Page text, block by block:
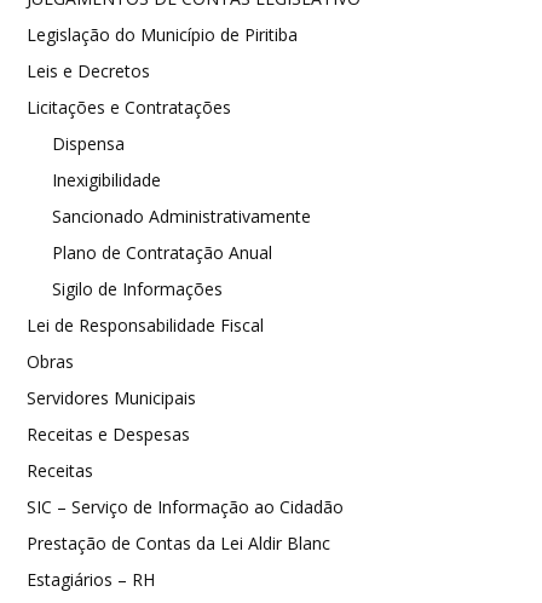
Legislação do Município de Piritiba
Leis e Decretos
Licitações e Contratações
Dispensa
Inexigibilidade
Sancionado Administrativamente
Plano de Contratação Anual
Sigilo de Informações
Lei de Responsabilidade Fiscal
Obras
Servidores Municipais
Receitas e Despesas
Receitas
SIC – Serviço de Informação ao Cidadão
Prestação de Contas da Lei Aldir Blanc
Estagiários – RH